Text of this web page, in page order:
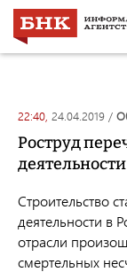
22:40, 24.04.2019 /
Роструд
деятельности
Строительство
деятельности в
отрасли
смертельных